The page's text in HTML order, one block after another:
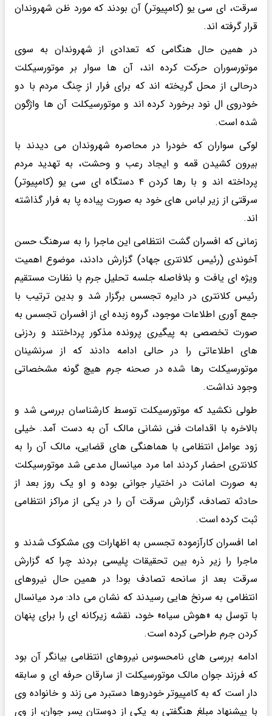
سرقت، ای سی یو (کامپیوتر) آن بودند که مورد ظن شهروندان
قرار گرفته اند.
در همین حال هنگامی که تعدادی از شهروندان به سوی
موتورسوران حرکت کرده اند، آن ها سوار بر موتورسیکلت
درحالی از محل گریخته اند که برای فرار از چنگ مردم با دو
خودروی ال نود برخورد کرده اند و موتورسیکلت آن ها واژگون
شده است.
لوکی سواران که خودرا در محاصره شهروندان می دیدند با
بیرون کشیدن قمه و ایجاد رعب و وحشت، به تهدید مردم
پرداخته اند و با رها کردن ۴ دستگاه ای سی یو (کامپیوتر)
سرقتی از زیر لباس های خود به صورت پیاده پا به فرار گذاشته
اند.
زمانی که افسران گشت انتظامی این ماجرا را به سرهنگ حسن
آخوندی (رئیس کلانتری جهاد) گزارش دادند، موضوع اهمیت
ویژه ای یافت و بلافاصله جلسه تحلیل جرم با نظارت مستقیم
رئیس کلانتری در دایره تجسس برگزار شد و بدین ترتیب با
جمع آوری اطلاعات موجود، گروه زبده ای از افسران تجسس به
صورت تخصصی به پیگیری پرونده مذکور پرداختند و ردزنی
های اطلاعاتی را در حالی ادامه دادند که از سرنشینان
موتورسیکلت رها شده در صحنه جرم هیچ گونه مشخصاتی
وجود نداشت.
طولی نکشید که موتورسیکلت توسط کارشناسان بررسی شد و
بالاخره با اقدامات فنی نشانی مالک آن به دست آمد. خیلی
زود عوامل انتظامی با هماهنگی های قضایی، مالک آن را به
کلانتری احضار کردند اما مرد میانسال مدعی شد موتورسیکلت
به صورت امانت در اختیار جوانی بوده و او یک روز بعد از
حادثه تصادف، گزارش سرقت آن را در یکی از مراکز انتظامی
ثبت کرده است.
اما افسران کارآزموده تجسس به اظهارات وی مشکوک شدند و
ماجرا را زیر ذره بین تحقیقات پلیسی بردند چرا که گزارش
سرقت بعد از سانحه تصادف بود! در همین حال نیروهای
انتظامی به سرنخ هایی رسیدند که نشان می داد: مرد میانسال
با توسل به «هوش سیاه» خود، نقشه زیرکانه ای را برای پنهان
کردن جرم طراحی کرده است.
ادامه بررسی های نامحسوس نیروهای انتظامی بیانگر آن بود
که فرزند جوان مالک موتورسیکلت از سارقان حرفه ای و سابقه
دار است که به کامپیوتر خودروها دستبرد می زند و خانواده وی
با پیشنهاد مبلغ هنگفتی به یکی از دوستان پسر جوان، از وی